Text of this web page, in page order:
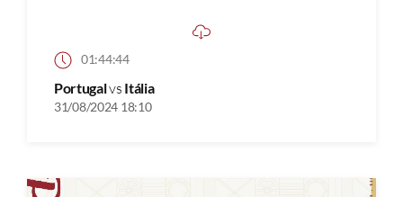
01:44:44
Portugalvs Itália
31/08/2024 18:10